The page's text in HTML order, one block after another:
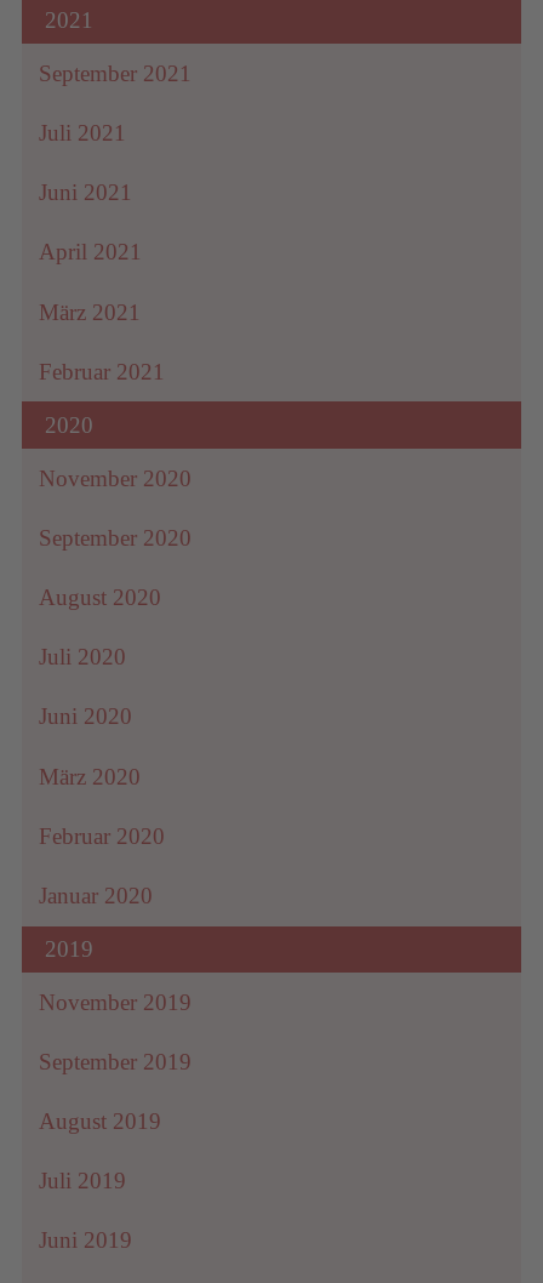
2021
September 2021
Juli 2021
Juni 2021
April 2021
März 2021
Februar 2021
2020
November 2020
September 2020
August 2020
Juli 2020
Juni 2020
März 2020
Februar 2020
Januar 2020
2019
November 2019
September 2019
August 2019
Juli 2019
Juni 2019